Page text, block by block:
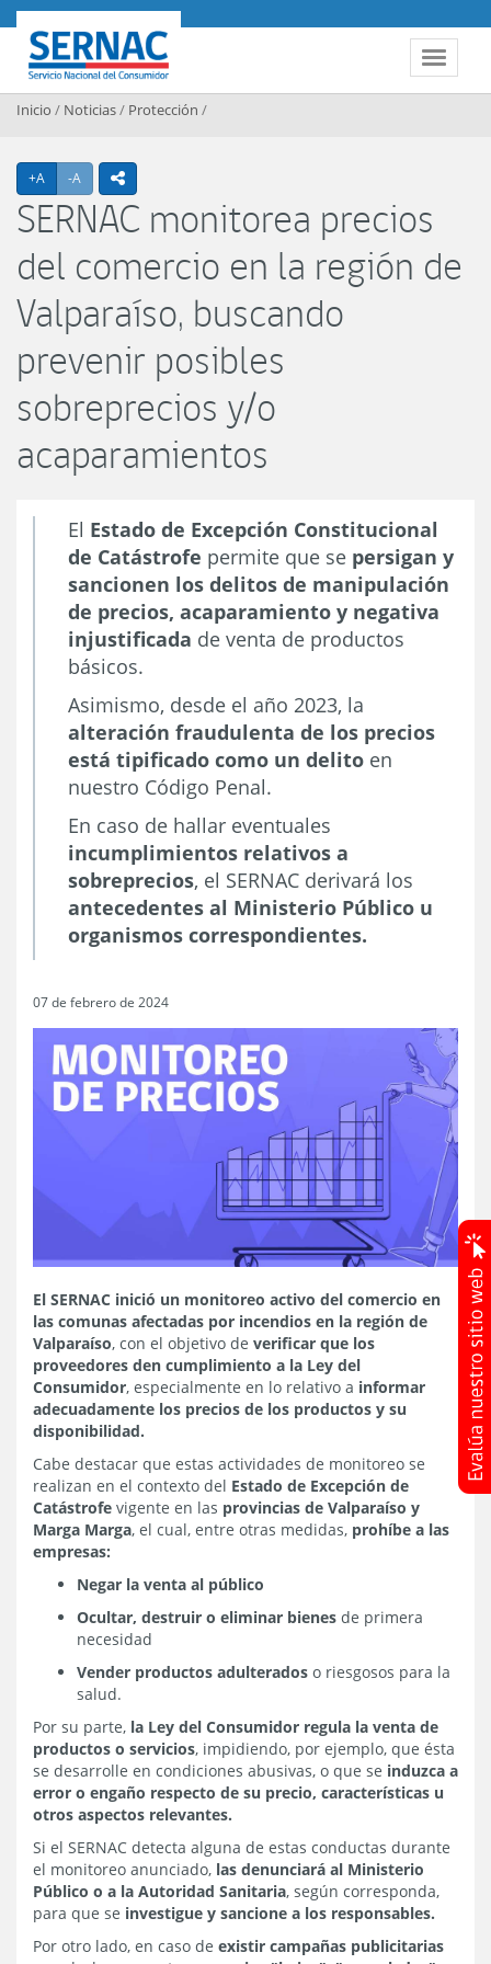
Contenido principal
Toggle
SERNAC
Inicio / Noticias/ Protección /
+A Agrandar texto
-A Achicar textoicono compartir
SERNAC monitorea precios
del comercio en la región de
Valparaíso, buscando
prevenir posibles
sobreprecios y/o
acaparamientos
El Estado de Excepción Constitucional
de Catástrofe permite que se persigan y
sancionen los delitos de manipulación
de precios, acaparamiento y negativa
injustificada de venta de productos
básicos.
Asimismo, desde el año 2023, la
alteración fraudulenta de los precios
está tipificado como un delito en
nuestro Código Penal.
En caso de hallar eventuales
incumplimientos relativos a
sobreprecios, el SERNAC derivará los
antecedentes al Ministerio Público u
organismos correspondientes.
07 de febrero de 2024
El SERNAC inició un monitoreo activo del comercio en
las comunas afectadas por incendios en la región de
Valparaíso, con el objetivo de verificar que los
proveedores den cumplimiento a la Ley del
Consumidor, especialmente en lo relativo a informar
adecuadamente los precios de los productos y su
disponibilidad.
Cabe destacar que estas actividades de monitoreo se
realizan en el contexto del Estado de Excepción de
Catástrofe vigente en las provincias de Valparaíso y
Marga Marga, el cual, entre otras medidas, prohíbe a las
empresas:
Negar la venta al público
Ocultar, destruir o eliminar bienes de primera
necesidad
Vender productos adulterados o riesgosos para la
salud.
Por su parte, la Ley del Consumidor regula la venta de
productos o servicios, impidiendo, por ejemplo, que ésta
se desarrolle en condiciones abusivas, o que se induzca a
error o engaño respecto de su precio, características u
otros aspectos relevantes.
Si el SERNAC detecta alguna de estas conductas durante
el monitoreo anunciado, las denunciará al Ministerio
Público o a la Autoridad Sanitaria, según corresponda,
para que se investigue y sancione a los responsables.
Por otro lado, en caso de existir campañas publicitarias